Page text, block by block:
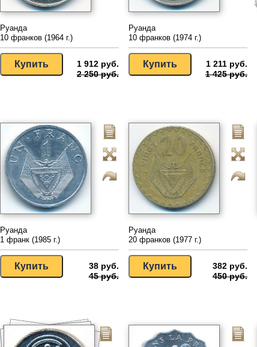
Руанда
10 франков (1964 г.)
1 912 руб.
2 250 руб.
Руанда
10 франков (1974 г.)
1 211 руб.
1 425 руб.
Руанда
1 франк (1985 г.)
38 руб.
45 руб.
Руанда
20 франков (1977 г.)
382 руб.
450 руб.